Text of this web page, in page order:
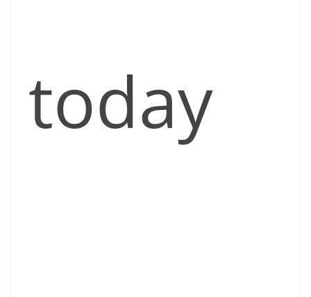
today